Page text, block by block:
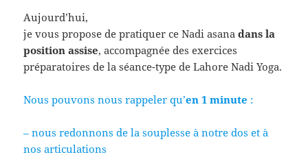
Aujourd’hui,
je vous propose de pratiquer ce Nadi asanadans la
position assise, accompagnée des exercices
préparatoires de la séance-type de Lahore Nadi Yoga.
Nous pouvons nous rappeler qu’en 1 minute :
– nous redonnons de la souplesse à notre dos et à
nos articulations